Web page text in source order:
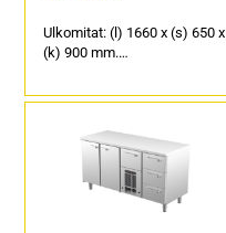
Ulkomitat: (l) 1660 x (s) 650 x
(k) 900 mm.
Kalusteen päällä on
teräksestä oleva
työpöytätaso.
10 kpl kylmävetolaatikkoja,
joiden kapasiteetti on 1 x GN
1/1-200 ja 9 x GN 1/1-150.